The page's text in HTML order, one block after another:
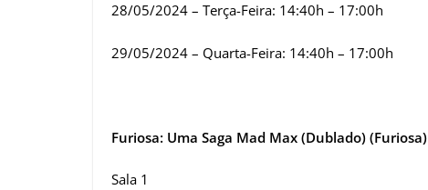
28/05/2024 – Terça-Feira: 14:40h – 17:00h
29/05/2024 – Quarta-Feira: 14:40h – 17:00h
Furiosa: Uma Saga Mad Max (Dublado) (Furiosa)
Sala 1